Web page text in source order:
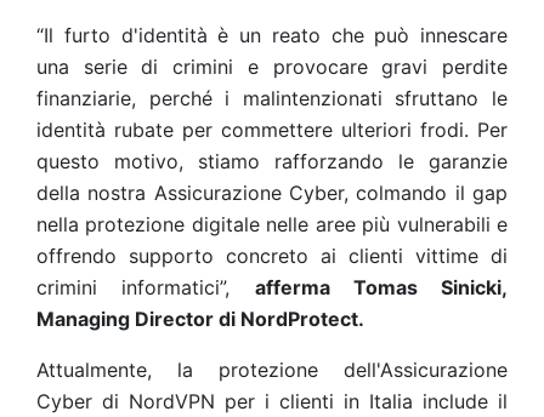
“Il furto d'identità è un reato che può innescare
una serie di crimini e provocare gravi perdite
finanziarie, perché i malintenzionati sfruttano le
identità rubate per commettere ulteriori frodi. Per
questo motivo, stiamo rafforzando le garanzie
della nostra Assicurazione Cyber, colmando il gap
nella protezione digitale nelle aree più vulnerabili e
offrendo supporto concreto ai clienti vittime di
crimini informatici”, afferma Tomas Sinicki,
Managing Director di NordProtect.
Attualmente, la protezione dell'Assicurazione
Cyber di NordVPN per i clienti in Italia include il